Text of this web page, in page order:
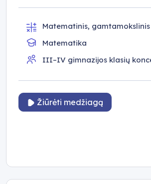
Matematinis,
Matematika
III–IV gimnazijos klasių
Žiūrėti medžiagą